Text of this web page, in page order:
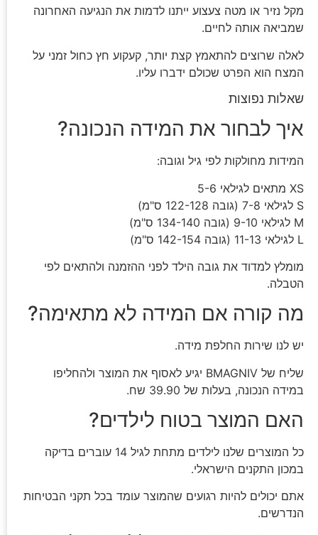
מקל נזיר או מטה צעצוע ייתנו לדמות את הנגיעה האחרונה
שמביאה אותה לחיים.
לאלה שרוצים להתאמץ קצת יותר, קעקוע חץ כחול זמני על
המצח הוא הפרט שכולם ידברו עליו.
שאלות נפוצות
איך לבחור את המידה הנכונה?
המידות מחולקות לפי גיל וגובה:
XS מתאים לגילאי 5-6
S לגילאי 7-8 (גובה 122-128 ס"מ)
M לגילאי 9-10 (גובה 134-140 ס"מ)
L לגילאי 11-13 (גובה 142-154 ס"מ)
מומלץ למדוד את גובה הילד לפני ההזמנה ולהתאים לפי
הטבלה.
מה קורה אם המידה לא מתאימה?
יש לנו שירות החלפת מידה.
שליח של BMAGNIV יגיע לאסוף את המוצר ולהחליפו
במידה הנכונה, בעלות של 39.90 שח.
האם המוצר בטוח לילדים?
כל המוצרים שלנו לילדים מתחת לגיל 14 עוברים בדיקה
במכון התקנים הישראלי.
אתם יכולים להיות רגועים שהמוצר עומד בכל תקני הבטיחות
הנדרשים.